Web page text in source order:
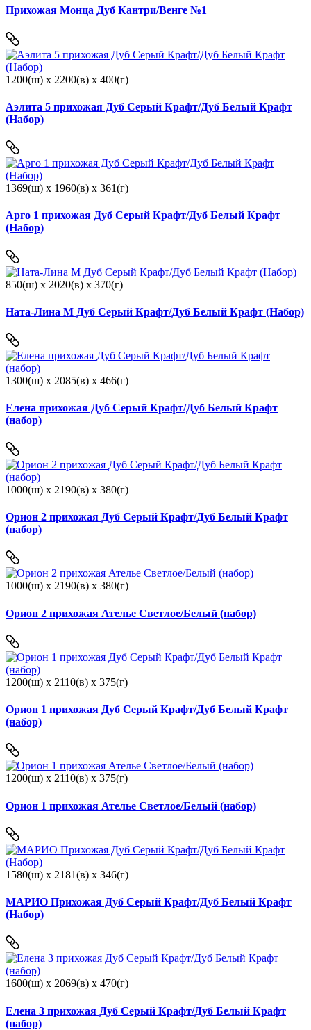
Прихожая Монца Дуб Кантри/Венге №1
1200(ш) x 2200(в) x 400(г)
Аэлита 5 прихожая Дуб Серый Крафт/Дуб Белый Крафт
(Набор)
1369(ш) x 1960(в) x 361(г)
Арго 1 прихожая Дуб Серый Крафт/Дуб Белый Крафт
(Набор)
850(ш) x 2020(в) x 370(г)
Ната-Лина М Дуб Серый Крафт/Дуб Белый Крафт (Набор)
1300(ш) x 2085(в) x 466(г)
Елена прихожая Дуб Серый Крафт/Дуб Белый Крафт
(набор)
1000(ш) x 2190(в) x 380(г)
Орион 2 прихожая Дуб Серый Крафт/Дуб Белый Крафт
(набор)
1000(ш) x 2190(в) x 380(г)
Орион 2 прихожая Ателье Светлое/Белый (набор)
1200(ш) x 2110(в) x 375(г)
Орион 1 прихожая Дуб Серый Крафт/Дуб Белый Крафт
(набор)
1200(ш) x 2110(в) x 375(г)
Орион 1 прихожая Ателье Светлое/Белый (набор)
1580(ш) x 2181(в) x 346(г)
МАРИО Прихожая Дуб Серый Крафт/Дуб Белый Крафт
(Набор)
1600(ш) x 2069(в) x 470(г)
Елена 3 прихожая Дуб Серый Крафт/Дуб Белый Крафт
(набор)